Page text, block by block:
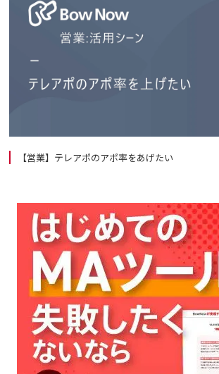
【営業】テレアポのアポ率をあげたい